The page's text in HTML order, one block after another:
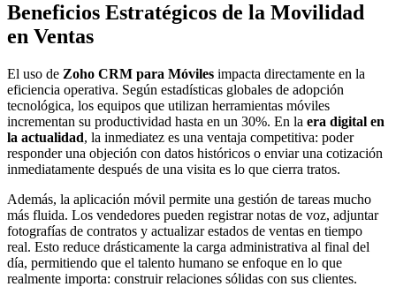
Beneficios Estratégicos de la Movilidad
en Ventas
El uso de Zoho CRM para Móviles impacta directamente en la
eficiencia operativa. Según estadísticas globales de adopción
tecnológica, los equipos que utilizan herramientas móviles
incrementan su productividad hasta en un 30%. En la era digital en
la actualidad, la inmediatez es una ventaja competitiva: poder
responder una objeción con datos históricos o enviar una cotización
inmediatamente después de una visita es lo que cierra tratos.
Además, la aplicación móvil permite una gestión de tareas mucho
más fluida. Los vendedores pueden registrar notas de voz, adjuntar
fotografías de contratos y actualizar estados de ventas en tiempo
real. Esto reduce drásticamente la carga administrativa al final del
día, permitiendo que el talento humano se enfoque en lo que
realmente importa: construir relaciones sólidas con sus clientes.